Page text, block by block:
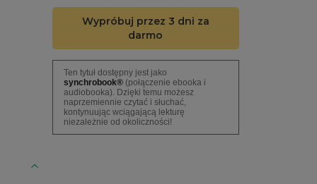
Wypróbuj przez 3 dni za
darmo
Ten tytuł dostępny jest jako
synchrobook®(połączenie ebooka i
audiobooka). Dzięki temu możesz
naprzemiennie czytać i słuchać,
kontynuując wciągającą lekturę
niezależnie od okoliczności!